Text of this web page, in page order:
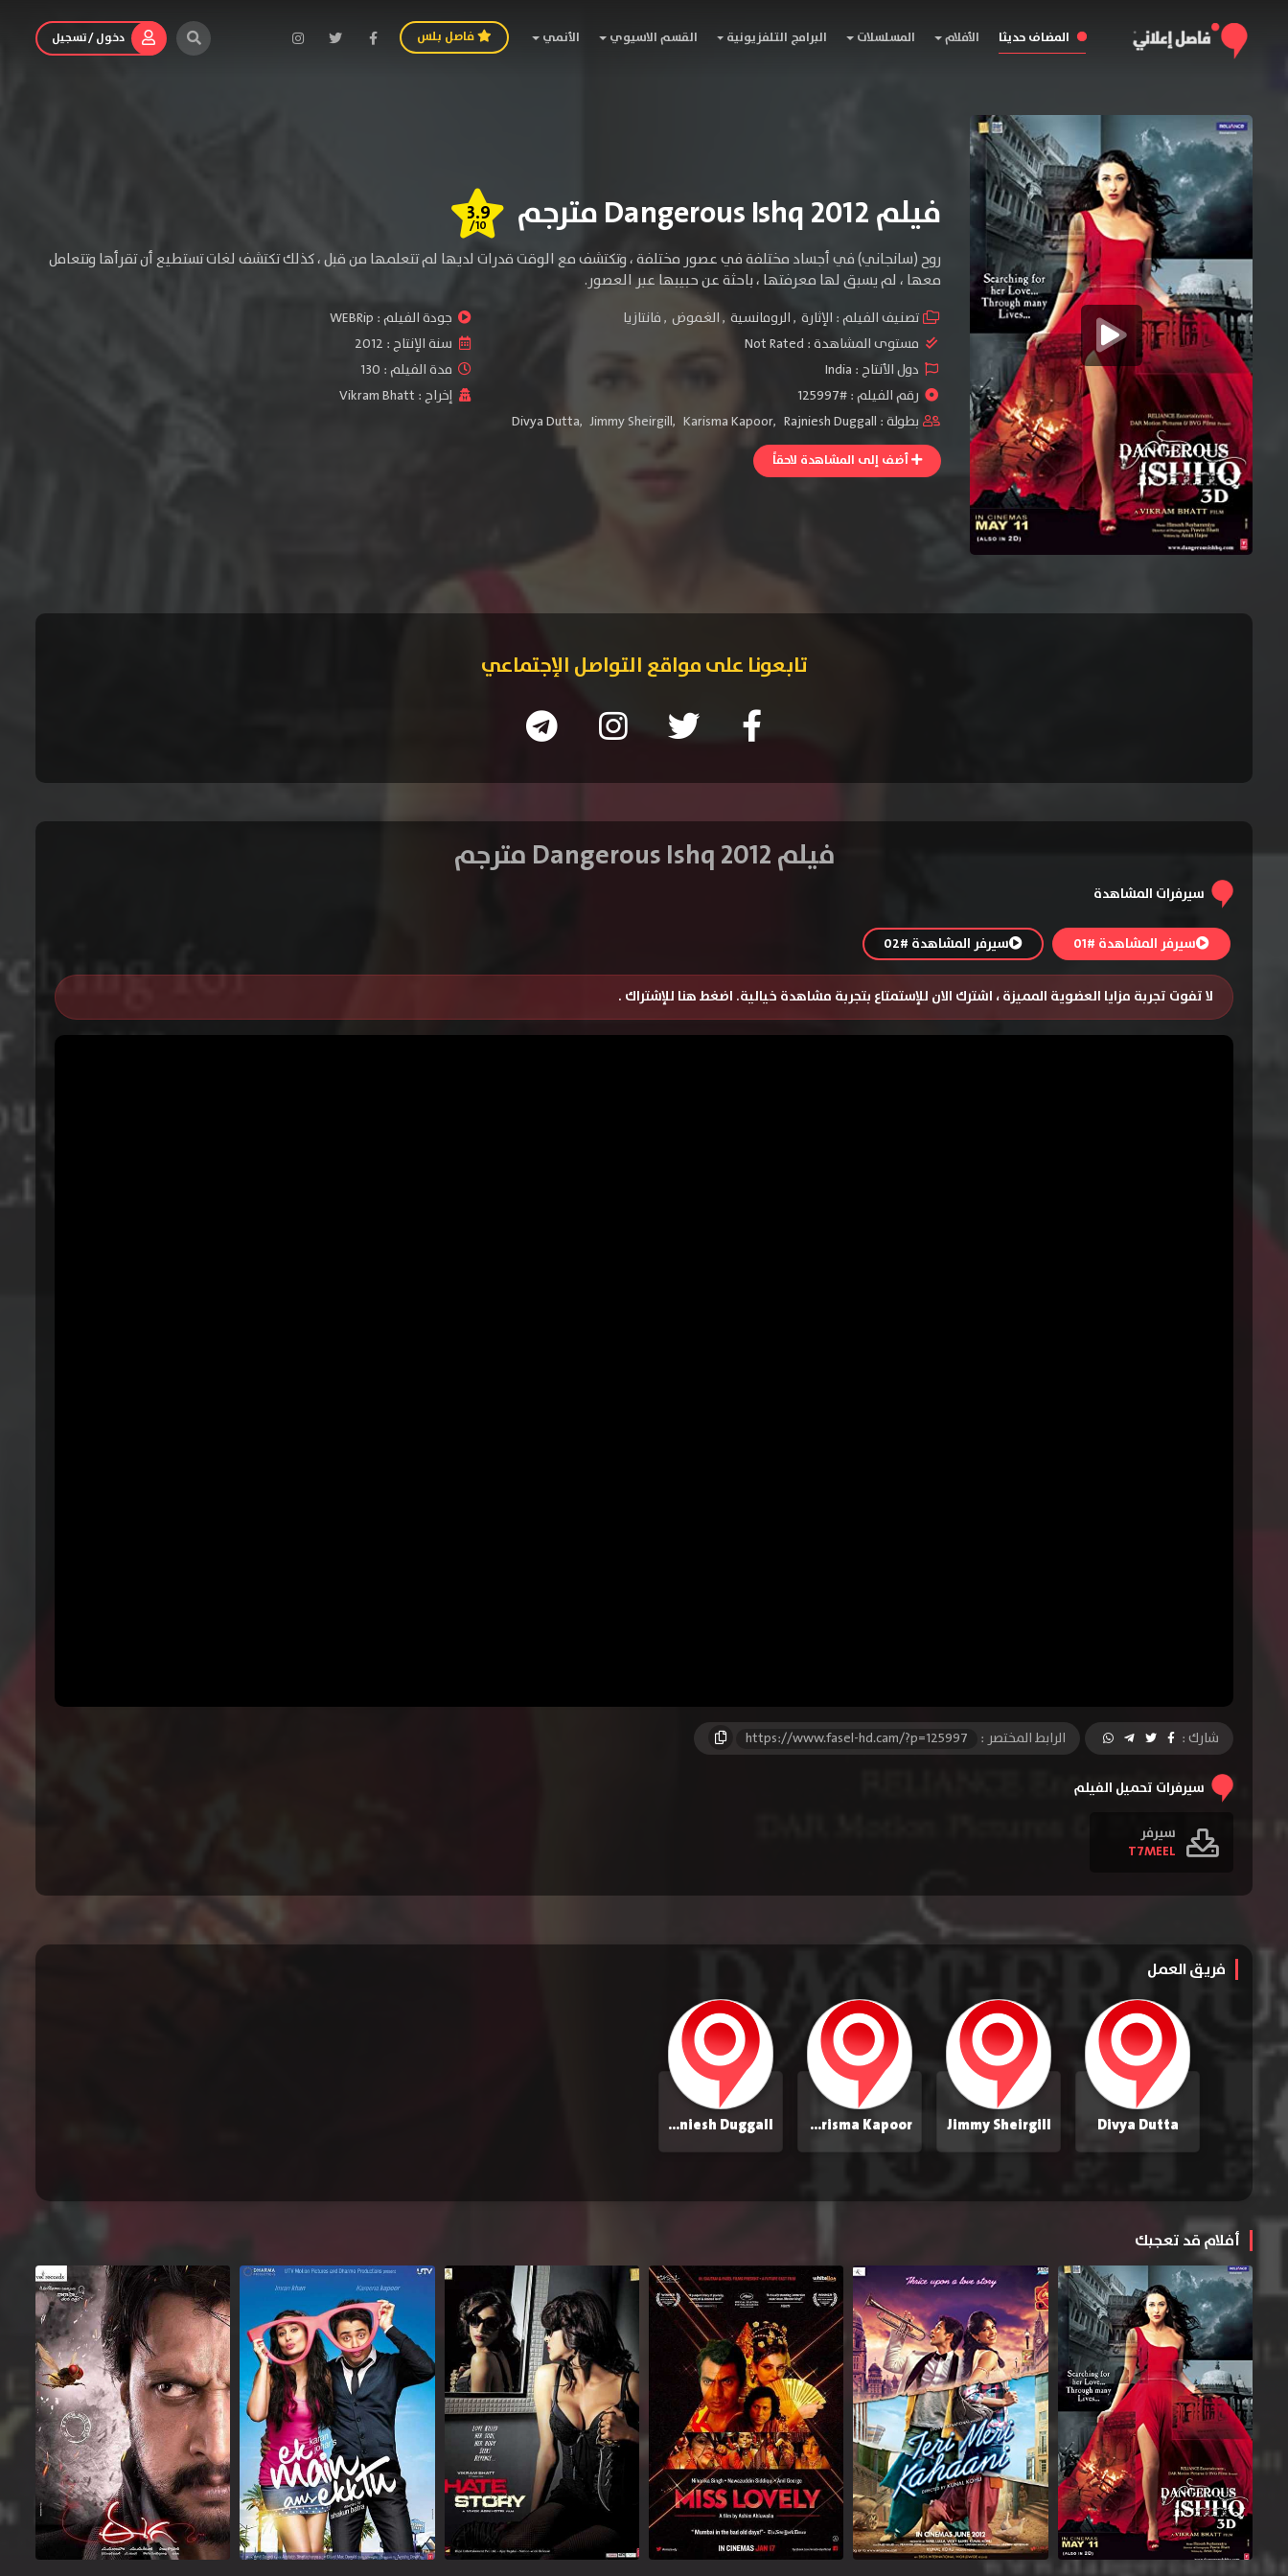
المضاف حديثا الأفلام المسلسلات البرامج التلفزيونية القسم الاسيوي الأنمي فاصل بلس دخول / تسجيل
فيلم Dangerous Ishq 2012 مترجم 3.9
/10
روح (سانجاني) في أجساد مختلفة في عصور مختلفة ، وتكتشف مع الوقت قدرات لديها لم تتعلمها من قبل ، كذلك تكتشف لغات تستطيع أن تقرأها وتتعامل
معها ، لم يسبق لها معرفتها ، باحثة عن حبيبها عبر العصور.
تصنيف الفيلم : الإثارة ,الرومانسية ,الغموض ,فانتازيا جودة الفيلم : WEBRip
مستوى المشاهدة : Not Rated سنة الإنتاج : 2012
دول الأنتاج : India
مدة الفيلم : 130
رقم الفيلم : #125997
إخراج : Vikram Bhatt
بطولة :
Divya Dutta, Jimmy Sheirgill, Karisma Kapoor, Rajniesh Duggall
أضف إلى المشاهدة لاحقاً
تابعونا على مواقع التواصل الإجتماعي
فيلم Dangerous Ishq 2012 مترجم
سيرفرات المشاهدة
سيرفر المشاهدة #01 سيرفر المشاهدة #02
لا تفوت تجربة مزايا العضوية المميزة ، اشترك الان للإستمتاع بتجربة مشاهدة خيالية. اضغط هنا للإشتراك .
شارك : الرابط المختصر : https://www.fasel-hd.cam/?p=125997
سيرفرات تحميل الفيلم
سيرفر
T7MEEL
فريق العمل
Divya Dutta
Jimmy Sheirgill
Karisma Kapoor
Rajniesh Duggall
أفلام قد تعجبك